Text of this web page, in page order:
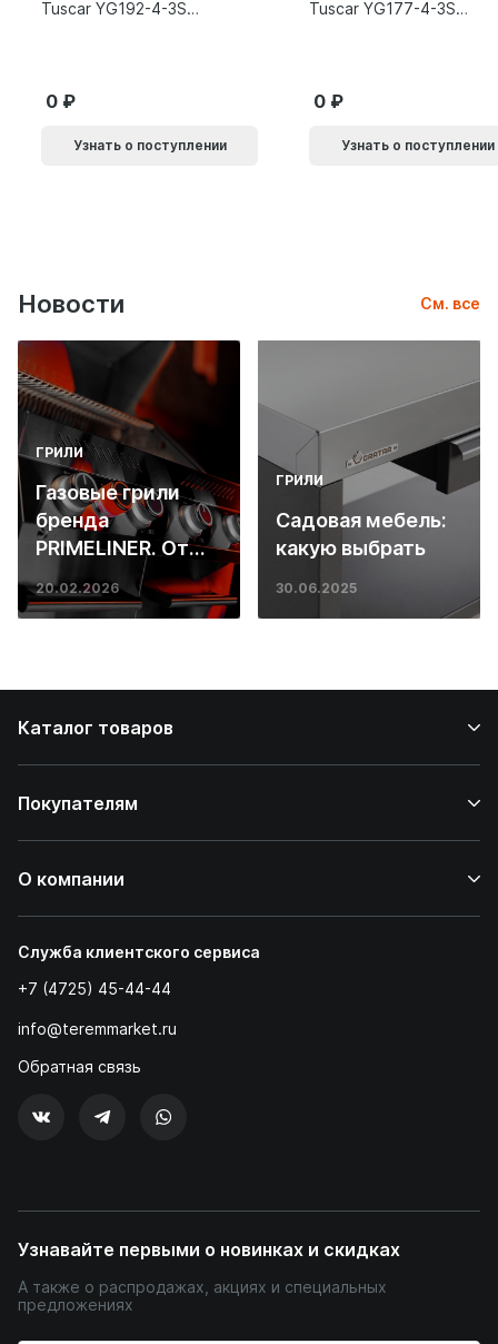
Tuscar YG192-4-3S
0
Узнать о поступлении
Tuscar YG177-4-3S
0
Узнать о поступлении
Новости См. все
ГРИЛИ
Газовые грили
бренда
PRIMELINER. От
основ инженерии
до ресторанных
20.02.2026
ГРИЛИ
Садовая мебель:
какую выбрать
30.06.2025
Каталог товаров
Покупателям
О компании
Служба клиентского сервиса
+7 (4725) 45-44-44
info@teremmarket.ru
Обратная связь
Узнавайте первыми о новинках и скидках
А также о распродажах, акциях и специальных
предложениях